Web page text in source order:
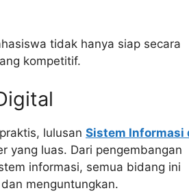
tidak hanya siap secara
kompetitif.
lulusan Sistem Informasi
yang luas. Dari pengembangan
informasi, semua bidang ini
menguntungkan.